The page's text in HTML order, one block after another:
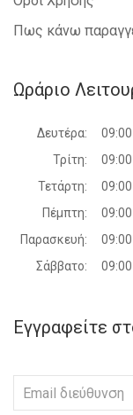
Πως κάνω
Ωράριο
Δευτέρα:
Τρίτη:
Τετάρτη:
Πέμπτη:
Παρασκευή:
Σάββατο:
Εγγραφείτε